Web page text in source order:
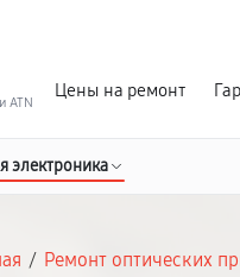
ATN
Цены на ремонт
электроника
/ Ремонт оптических